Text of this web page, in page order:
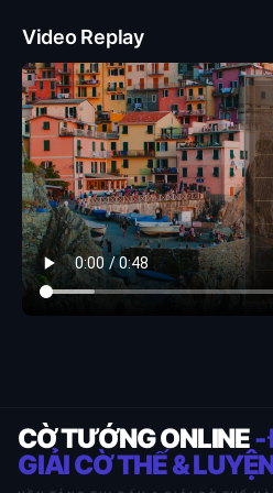
Video Replay
CỜ TƯỚNG ONLINE-
GIẢI CỜ THẾ &